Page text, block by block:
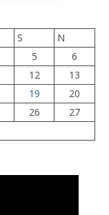
S
N
5
6
12
13
19
20
26
27